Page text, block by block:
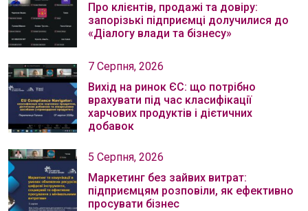
Про клієнтів, продажі та довіру:
запорізькі підприємці долучилися до
«Діалогу влади та бізнесу»
7 Серпня, 2026
Вихід на ринок ЄС: що потрібно
врахувати під час класифікації
харчових продуктів і дієтичних
добавок
5 Серпня, 2026
Маркетинг без зайвих витрат:
підприємцям розповіли, як ефективно
просувати бізнес